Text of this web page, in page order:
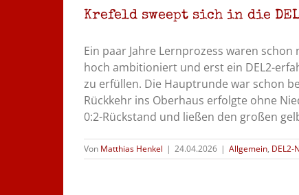
Krefeld sweept sich in die
Ein paar Jahre Lernprozess waren
hoch ambitioniert und erst ein DEL2-
zu erfüllen. Die Hauptrunde war schon
Rückkehr ins Oberhaus erfolgte ohne
0:2-Rückstand und ließen den großen
Von Matthias Henkel | 24.04.2026 | Allgemein, DEL2-